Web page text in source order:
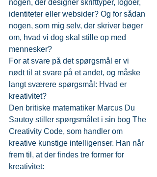
nogen, der designer skrifttyper, logoer,
identiteter eller websider? Og for sådan
nogen, som mig selv, der skriver bøger
om, hvad vi dog skal stille op med
mennesker?
For at svare på det spørgsmål er vi
nødt til at svare på et andet, og måske
langt sværere spørgsmål: Hvad er
kreativitet?
Den britiske matematiker Marcus Du
Sautoy stiller spørgsmålet i sin bog The
Creativity Code, som handler om
kreative kunstige intelligenser. Han når
frem til, at der findes tre former for
kreativitet: